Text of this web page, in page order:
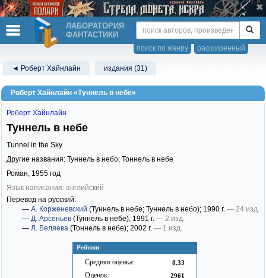
ЛАБОРАТОРИЯ
ФАНТАСТИКИ
расширенный
поиск по жанру
◄ Роберт Хайнлайн издания (31)
Роберт Хайнлайн «Туннель в небе»
Рейтинг
Средняя оценка: 8.33
Оценок: 2961
Роберт Хайнлайн
Туннель в небе
Tunnel in the Sky
Другие названия: Туннель в небо; Тоннель в небе
Роман, 1955 год
Язык написания: английский
Перевод на русский:
— А. Корженевский (Туннель в небе; Туннель в небо); 1990 г. — 24 изд.
— Д. Арсеньев (Туннель в небе); 1991 г. — 2 изд.
— Л. Беляева (Тоннель в небе); 2002 г. — 1 изд.